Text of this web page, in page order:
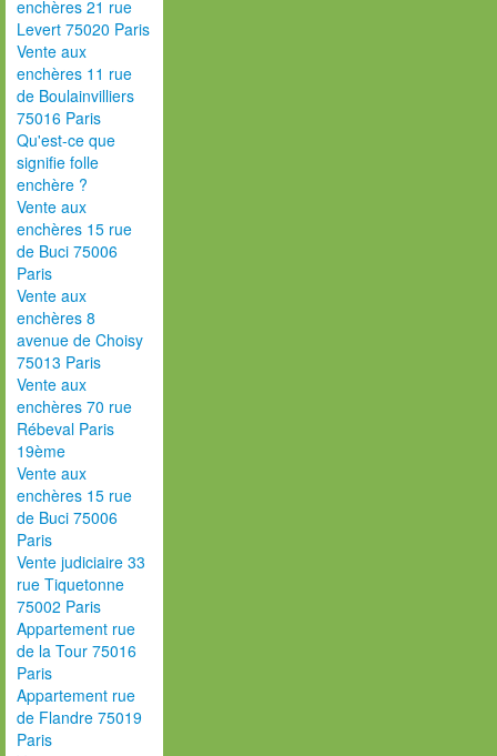
enchères 21 rue
Levert 75020 Paris
Vente aux
enchères 11 rue
de Boulainvilliers
75016 Paris
Qu'est-ce que
signifie folle
enchère ?
Vente aux
enchères 15 rue
de Buci 75006
Paris
Vente aux
enchères 8
avenue de Choisy
75013 Paris
Vente aux
enchères 70 rue
Rébeval Paris
19ème
Vente aux
enchères 15 rue
de Buci 75006
Paris
Vente judiciaire 33
rue Tiquetonne
75002 Paris
Appartement rue
de la Tour 75016
Paris
Appartement rue
de Flandre 75019
Paris